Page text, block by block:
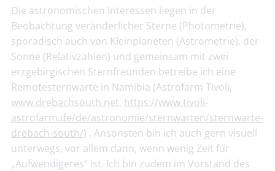
Die astronomischen Interessen liegen in der
Beobachtung veränderlicher Sterne (Photometrie),
sporadisch auch von Kleinplaneten (Astrometrie), der
Sonne (Relativzahlen) und gemeinsam mit zwei
erzgebirgischen Sternfreunden betreibe ich eine
Remotesternwarte in Namibia (Astrofarm Tivoli,
www.drebachsouth.net, https://www.tivoli-
astrofarm.de/de/astronomie/sternwarten/sternwarte-
drebach-south/) . Ansonsten bin ich auch gern visuell
unterwegs, vor allem dann, wenn wenig Zeit für
„Aufwendigeres“ ist. Ich bin zudem im Vorstand des